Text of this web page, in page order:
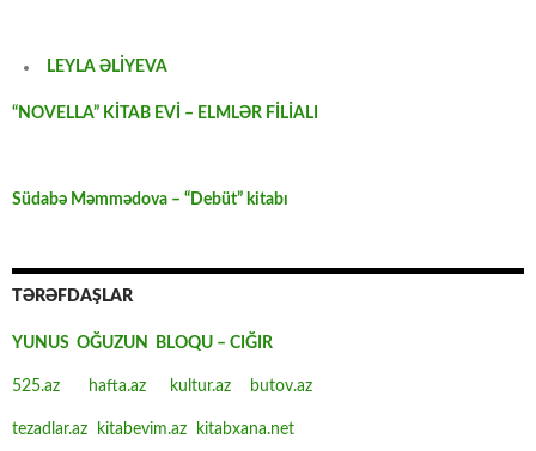
LEYLA ƏLİYEVA
“NOVELLA” KİTAB EVİ – ELMLƏR FİLİALI
Südabə Məmmədova – “Debüt” kitabı
TƏRƏFDAŞLAR
YUNUS OĞUZUN BLOQU – CIĞIR
525.az hafta.az kultur.az butov.az
tezadlar.az kitabevim.az kitabxana.net